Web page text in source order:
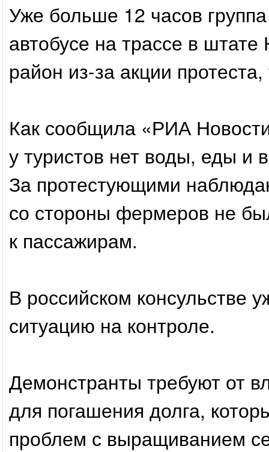
Уже больше 12 часов
автобусе на трассе в
район из-за акции
Как сообщила «РИА
у туристов нет воды, еды и
За протестующими
со стороны фермеров не
к пассажирам.
В российском консульстве
ситуацию на контроле.
Демонстранты требуют от
для погашения долга,
проблем с выращиванием